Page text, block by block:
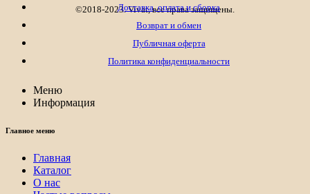
©2018-2023. Vivat, все права защищены.
Доставка, оплата и сборка
Возврат и обмен
Публичная оферта
Политика конфиденциальности
Меню
Информация
Главное меню
Главная
Каталог
О нас